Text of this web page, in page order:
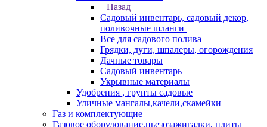
Назад
Садовый инвентарь, садовый декор,
поливочные шланги
Все для садового полива
Грядки, дуги, шпалеры, огорождения
Дачные товары
Садовый инвентарь
Укрывные материалы
Удобрения , грунты садовые
Уличные мангалы,качели,скамейки
Газ и комплектующие
Газовое оборудование,пьезозажигалки, плиты